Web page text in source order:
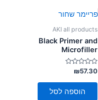
AKI all products
Black Primer and
Microfiller
דורג
0
מתוך
₪57.30
הוספה לסל